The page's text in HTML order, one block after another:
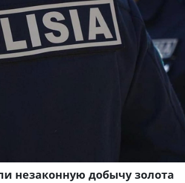
незаконную добычу золота